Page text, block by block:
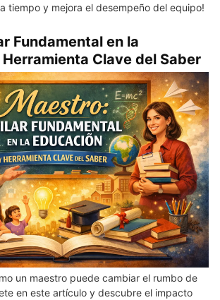
tiempo y mejora el desempeño del equipo!
Fundamental en la
Clave del Saber
un maestro puede cambiar el rumbo de
en este artículo y descubre el impacto